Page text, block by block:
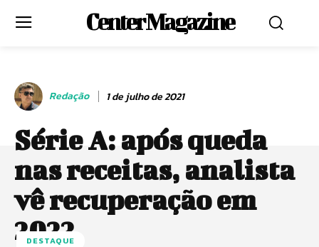
Center Magazine
Redação 1 de julho de 2021
Série A: após queda
nas receitas, analista
vê recuperação em
2022
DESTAQUE